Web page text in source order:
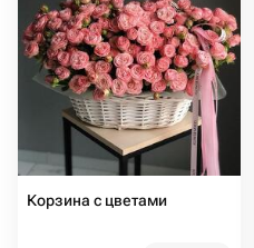
Корзина с цветами